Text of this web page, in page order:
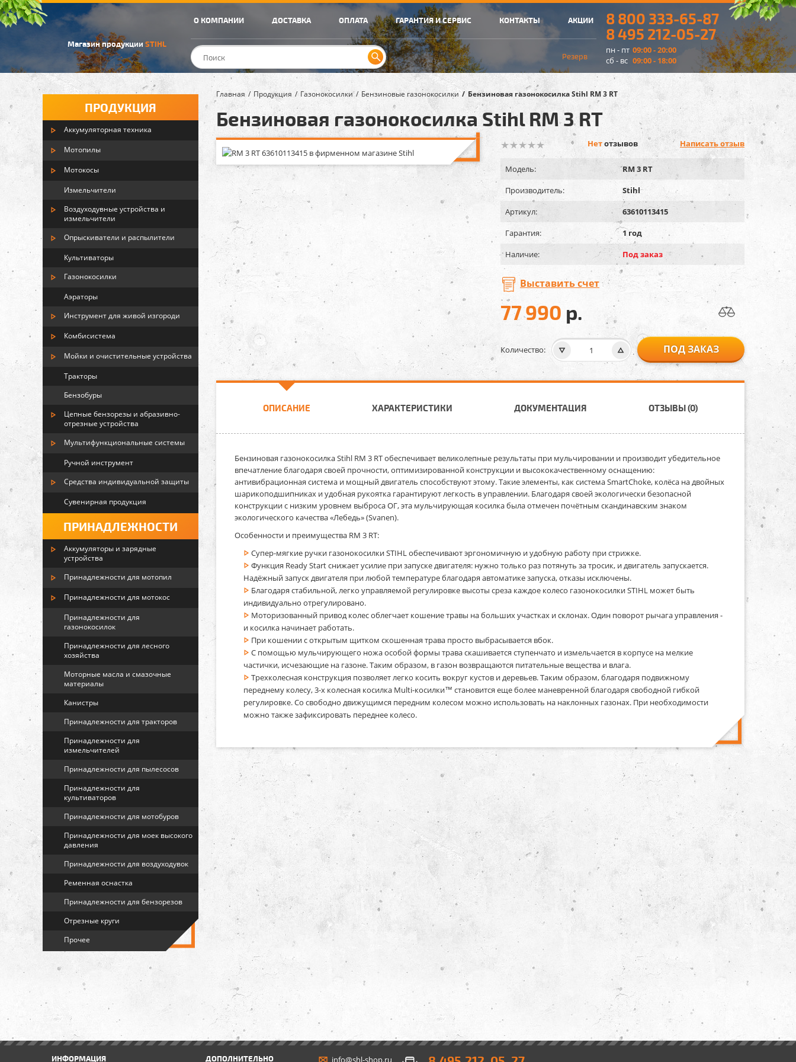
Магазин продукции STIHL
О КОМПАНИИ ДОСТАВКА ОПЛАТА ГАРАНТИЯ И СЕРВИС КОНТАКТЫ АКЦИИ
Резерв
8 800 333-65-87
8 495 212-05-27
пн - пт 09:00 - 20:00
сб - вс 09:00 - 18:00
ПРОДУКЦИЯ
Аккумуляторная техника
Мотопилы
Мотокосы
Измельчители
Воздуходувные устройства и
измельчители
Опрыскиватели и распылители
Культиваторы
Газонокосилки
Аэраторы
Инструмент для живой изгороди
Комбисистема
Мойки и очистительные устройства
Тракторы
Бензобуры
Цепные бензорезы и абразивно-
отрезные устройства
Мультифункциональные системы
Ручной инструмент
Средства индивидуальной защиты
Сувенирная продукция
ПРИНАДЛЕЖНОСТИ
Аккумуляторы и зарядные
устройства
Принадлежности для мотопил
Принадлежности для мотокос
Принадлежности для
газонокосилок
Принадлежности для лесного
хозяйства
Моторные масла и смазочные
материалы
Канистры
Принадлежности для тракторов
Принадлежности для
измельчителей
Принадлежности для пылесосов
Принадлежности для
культиваторов
Принадлежности для мотобуров
Принадлежности для моек высокого
давления
Принадлежности для воздуходувок
Ременная оснастка
Принадлежности для бензорезов
Отрезные круги
Прочее
Главная Продукция Газонокосилки Бензиновые газонокосилки Бензиновая газонокосилка Stihl RM 3 RT
Бензиновая газонокосилка Stihl RM 3 RT
Нетотзывов Написать отзыв
Модель:
RM 3 RT
Производитель:
Stihl
Артикул:
63610113415
Гарантия:
1 год
Наличие:
Под заказ
Выставить счет
77 990 р.
Количество: ПОД ЗАКАЗ
ОПИСАНИЕ ХАРАКТЕРИСТИКИ ДОКУМЕНТАЦИЯ ОТЗЫВЫ (0)
Бензиновая газонокосилка Stihl RM 3 RTобеспечивает великолепные результаты при мульчировании и производит убедительное
впечатление благодаря своей прочности, оптимизированной конструкции и высококачественному оснащению:
антивибрационная система и мощный двигатель способствуют этому. Такие элементы, как система SmartChoke, колёса на двойных
шарикоподшипниках и удобная рукоятка гарантируют легкость в управлении. Благодаря своей экологически безопасной
конструкции с низким уровнем выброса ОГ, эта мульчирующая косилка была отмечен почётным скандинавским знаком
экологического качества «Лебедь» (Svanen).
Особенности и преимущества RM 3 RT:
Супер-мягкие ручки газонокосилки STIHL обеспечивают эргономичную и удобную работу при стрижке.
Функция Ready Start снижает усилие при запуске двигателя: нужно только раз потянуть за тросик, и двигатель запускается.
Надёжный запуск двигателя при любой температуре благодаря автоматике запуска, отказы исключены.
Благодаря стабильной, легко управляемой регулировке высоты среза каждое колесо газонокосилки STIHL может быть
индивидуально отрегулировано.
Моторизованный привод колес облегчает кошение травы на больших участках и склонах. Один поворот рычага управления -
и косилка начинает работать.
При кошении с открытым щитком скошенная трава просто выбрасывается вбок.
С помощью мульчирующего ножа особой формы трава скашивается ступенчато и измельчается в корпусе на мелкие
частички, исчезающие на газоне. Таким образом, в газон возвращаются питательные вещества и влага.
Трехколесная конструкция позволяет легко косить вокруг кустов и деревьев. Таким образом, благодаря подвижному
переднему колесу, 3-х колесная косилка Multi-косилки™ становится еще более маневренной благодаря свободной гибкой
регулировке. Со свободно движущимся передним колесом можно использовать на наклонных газонах. При необходимости
можно также зафиксировать переднее колесо.
ИНФОРМАЦИЯ ДОПОЛНИТЕЛЬНО info@shl-shop.ru